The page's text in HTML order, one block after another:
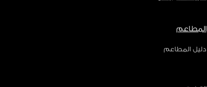
المطاعم
دليل المطاعم